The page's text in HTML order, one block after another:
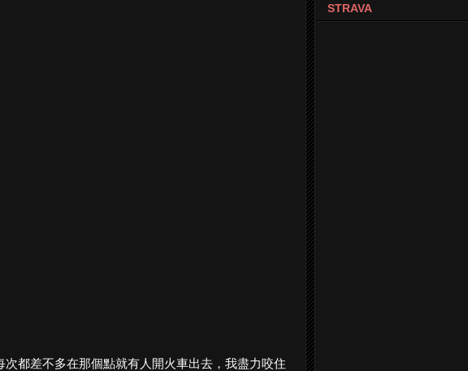
都差不多在那個點就有人開火車出去，我盡力咬住
STRAVA